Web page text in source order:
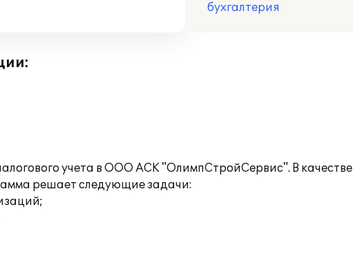
бухгалтерия
учета в ООО АСК "ОлимпСтройСервис". В
решает следующие задачи: